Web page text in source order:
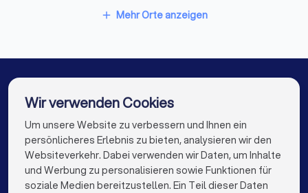
Finanzberater in Neustadt in Sachsen
Finanzberater in Berlin
Finanzberater in Hamburg
Finanzberater in München
Finanzberater in Köln
Finanzberater in Frankfurt am Main
Finanzberater in Stuttgart
add Mehr Orte anzeigen
Die besten Finanzberater für Sie
info@trustlocal.de
Wir verwenden Cookies
Um unsere Website zu verbessern und Ihnen ein
persönlicheres Erlebnis zu bieten, analysieren wir den
Websiteverkehr. Dabei verwenden wir Daten, um Inhalte
und Werbung zu personalisieren sowie Funktionen für
soziale Medien bereitzustellen. Ein Teil dieser Daten